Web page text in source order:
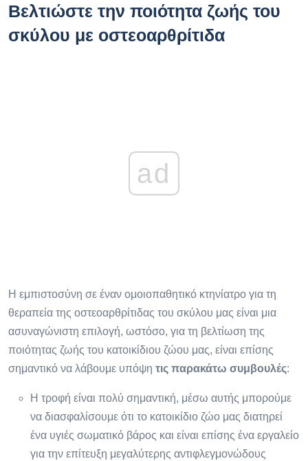
Βελτιώστε την ποιότητα ζωής του
σκύλου με οστεοαρθρίτιδα
ad
Η εμπιστοσύνη σε έναν ομοιοπαθητικό κτηνίατρο για τη
θεραπεία της οστεοαρθρίτιδας του σκύλου μας είναι μια
ασυναγώνιστη επιλογή, ωστόσο, για τη βελτίωση της
ποιότητας ζωής του κατοικίδιου ζώου μας, είναι επίσης
σημαντικό να λάβουμε υπόψη τις παρακάτω συμβουλές:
Η τροφή είναι πολύ σημαντική, μέσω αυτής μπορούμε
να διασφαλίσουμε ότι το κατοικίδιο ζώο μας διατηρεί
ένα υγιές σωματικό βάρος και είναι επίσης ένα εργαλείο
για την επίτευξη μεγαλύτερης αντιφλεγμονώδους